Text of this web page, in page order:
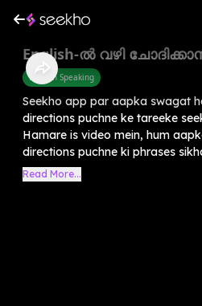
English-ൽ വഴി
English Speaking
Seekho app par aapka swagat
directions puchne ke tareeke
Hamare is video mein, hum
directions puchne ki phrases
Read More...